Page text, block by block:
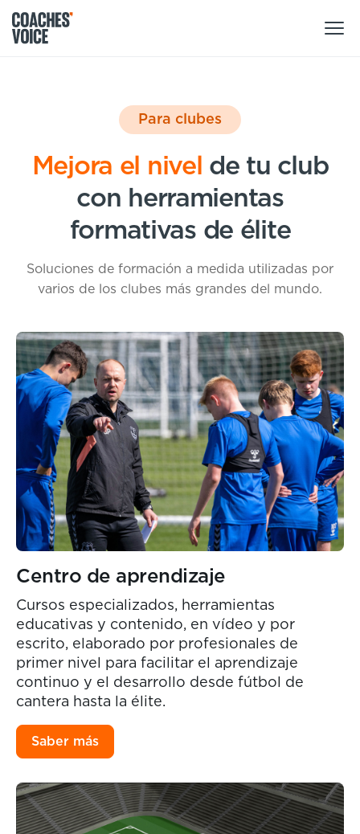
Centro de aprendizaje (para particulares)
Centro de aprendizaje (para clubes)
Sport Session Planner
Cursos especializados
Clubes
Ligas y federaciones
Centro de aprendizaje
Cursos especializados
Contáctanos
LANGUAGE
English Español
Para clubes
Mejora el nivel de tu club
con herramientas
formativas de élite
Soluciones de formación a medida utilizadas por
varios de los clubes más grandes del mundo.
Centro de aprendizaje
Cursos especializados, herramientas
educativas y contenido, en vídeo y por
escrito, elaborado por profesionales de
primer nivel para facilitar el aprendizaje
continuo y el desarrollo desde fútbol de
cantera hasta la élite.
Saber más